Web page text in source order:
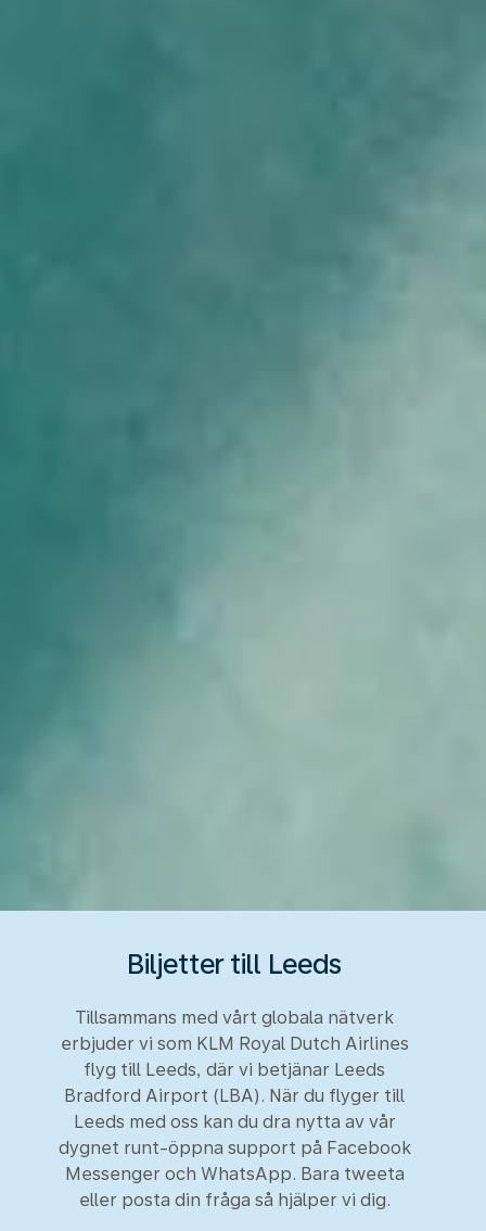
Biljetter till Leeds
Tillsammans med vårt globala nätverk
erbjuder vi som KLM Royal Dutch Airlines
flyg till Leeds, där vi betjänar Leeds
Bradford Airport (LBA). När du flyger till
Leeds med oss kan du dra nytta av vår
dygnet runt-öppna support på Facebook
Messenger och WhatsApp. Bara tweeta
eller posta din fråga så hjälper vi dig.